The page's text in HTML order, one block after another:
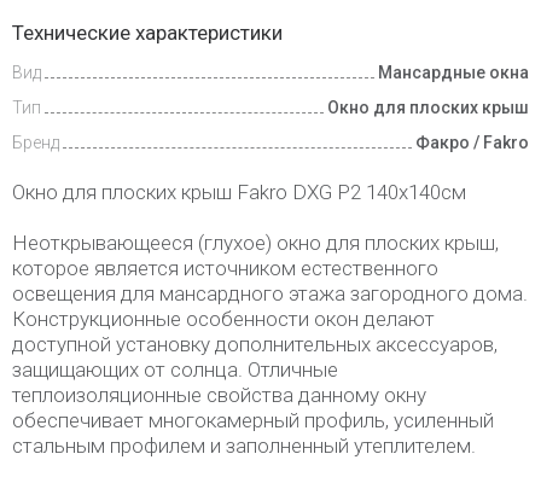
Доставка
и оплата
Технические характеристики
Вид
Мансардные окна
Тип
Окно для плоских крыш
Бренд
Факро / Fakro
Окно для плоских крыш Fakro DXG P2 140х140см
Неоткрывающееся (глухое) окно для плоских крыш,
которое является источником естественного
освещения для мансардного этажа загородного дома.
Конструкционные особенности окон делают
доступной установку дополнительных аксессуаров,
защищающих от солнца. Отличные
теплоизоляционные свойства данному окну
обеспечивает многокамерный профиль, усиленный
стальным профилем и заполненный утеплителем.